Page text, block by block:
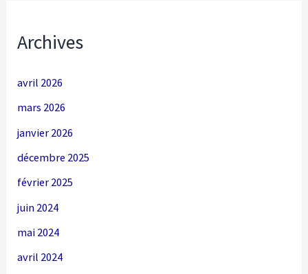
Archives
avril 2026
mars 2026
janvier 2026
décembre 2025
février 2025
juin 2024
mai 2024
avril 2024